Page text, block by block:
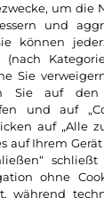
um die
und
können
(nach
Sie
Sie auf den
und auf
auf „Alle
auf Ihrem
ohne
während